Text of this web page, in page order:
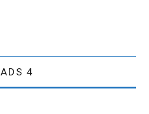
ADS 4